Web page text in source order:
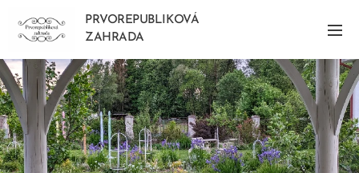
PRVOREPUBLIKOVÁ
ZAHRADA